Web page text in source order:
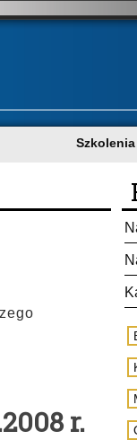
Szkolenia
r.